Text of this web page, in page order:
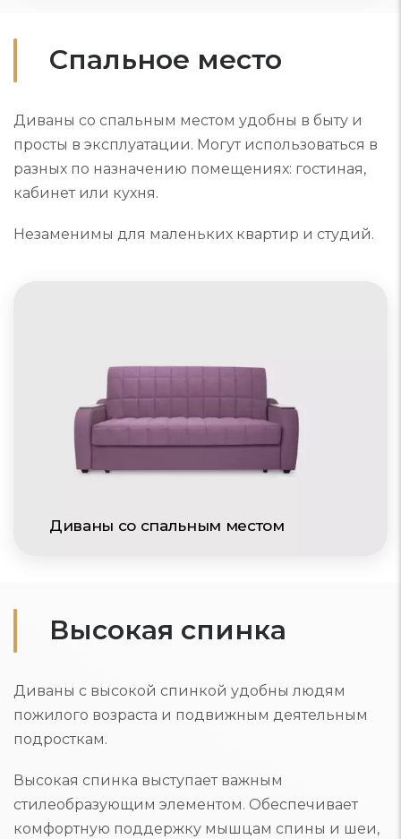
Диваны со спальным местом
Спальное место
Диваны со спальным местом удобны в быту и
просты в эксплуатации. Могут использоваться в
разных по назначению помещениях: гостиная,
кабинет или кухня.
Незаменимы для маленьких квартир и студий.
Высокая спинка
Диваны с высокой спинкой удобны людям
пожилого возраста и подвижным деятельным
подросткам.
Высокая спинка выступает важным
стилеобразующим элементом. Обеспечивает
комфортную поддержку мышцам спины и шеи,